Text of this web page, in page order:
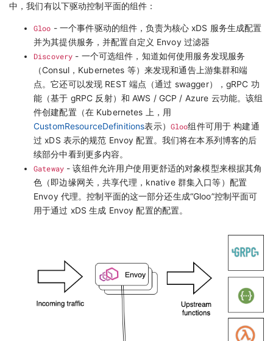
中，我们有以下驱动控制平面的组件：
Gloo - 一个事件驱动的组件，负责为核心 xDS 服务生成配置
并为其提供服务，并配置自定义 Envoy 过滤器
Discovery - 一个可选组件，知道如何使用服务发现服务
（Consul，Kubernetes 等）来发现和通告上游集群和端
点。它还可以发现 REST 端点（通过 swagger），gRPC 功
能（基于 gRPC 反射）和 AWS / GCP / Azure 云功能。该组
件创建配置（在 Kubernetes 上，用
CustomResourceDefinitions表示） Gloo组件可用于 构建通
过 xDS 表示的规范 Envoy 配置。我们将在本系列博客的后
续部分中看到更多内容。
Gateway- 该组件允许用户使用更舒适的对象模型来根据其角
色（即边缘网关，共享代理，knative 群集入口等）配置
Envoy 代理。控制平面的这一部分还生成“Gloo”控制平面可
用于通过 xDS 生成 Envoy 配置的配置。